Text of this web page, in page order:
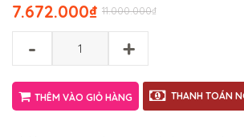
₫
11.000.000
₫
7.672.000
- +
THÊM VÀO GIỎ HÀNG THANH TOÁN